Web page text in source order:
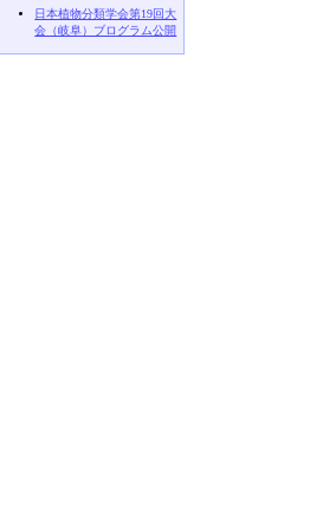
日本植物分類学会第19回大
会（岐阜）ブログラム公開